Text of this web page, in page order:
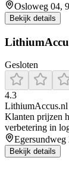
Osloweg 04,
Bekijk details
Gesloten
4.3
LithiumAccus.nl
Klanten prijzen
verbetering in
Bekijk details